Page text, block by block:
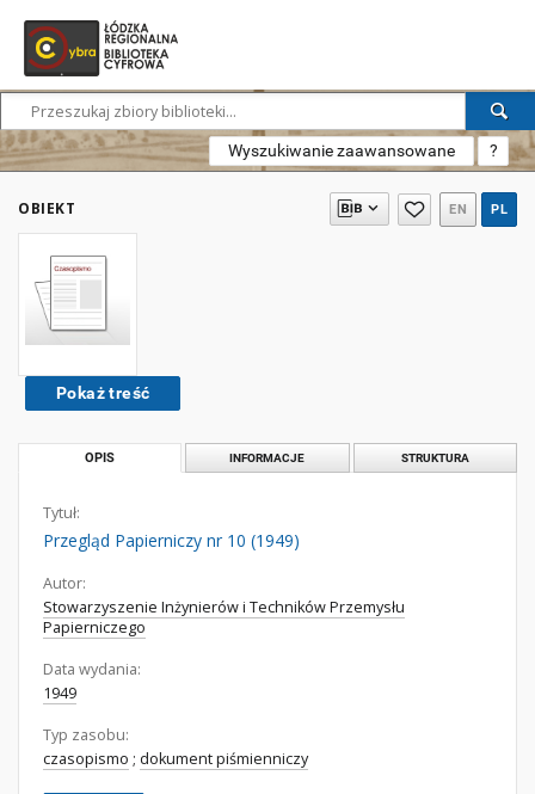
Wyszukiwanie zaawansowane ?
OBIEKT EN PL
Pokaż treść
OPIS INFORMACJE STRUKTURA
Tytuł:
Przegląd Papierniczy nr 10 (1949)
Autor:
Stowarzyszenie Inżynierów i Techników Przemysłu
Papierniczego
Data wydania:
1949
Typ zasobu:
czasopismo ; dokument piśmienniczy